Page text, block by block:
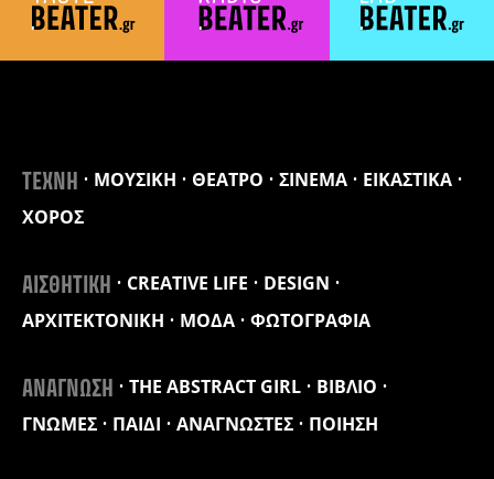
ΤΕΧΝΗ ΜΟΥΣΙΚΗ ΘΕΑΤΡΟ ΣΙΝΕΜΑ
ΕΙΚΑΣΤΙΚΑ
ΧΟΡΟΣ
ΑΙΣΘΗΤΙΚΗ CREATIVE LIFE
DESIGN
ΑΡΧΙΤΕΚΤΟΝΙΚΗ
ΜΟΔΑ ΦΩΤΟΓΡΑΦΙΑ
ΑΝΑΓΝΩΣΗ THE ABSTRACT GIRL
ΒΙΒΛΙΟ
ΓΝΩΜΕΣ
ΠΑΙΔΙ ΑΝΑΓΝΩΣΤΕΣ ΠΟΙΗΣΗ